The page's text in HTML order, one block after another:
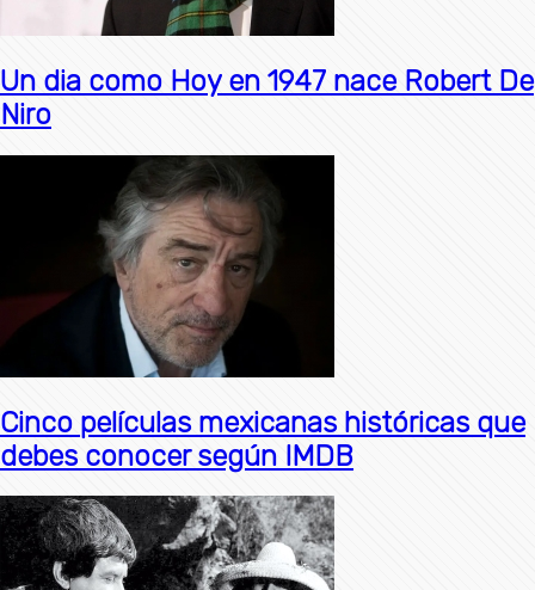
Un dia como Hoy en 1947 nace Robert De
Niro
Cinco películas mexicanas históricas que
debes conocer según IMDB